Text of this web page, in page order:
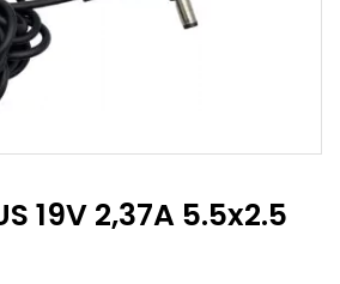
19V 2,37A 5.5x2.5